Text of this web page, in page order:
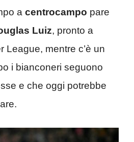
a centrocampo pare
Luiz, pronto a
League, mentre c’è un
i bianconeri seguono
e che oggi potrebbe